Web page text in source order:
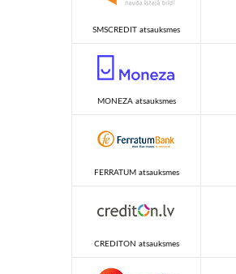
SMSCREDIT atsauksmes
MONEZA atsauksmes
FERRATUM atsauksmes
CREDITON atsauksmes